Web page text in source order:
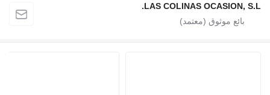
LAS COLINAS OCASION, S.L.